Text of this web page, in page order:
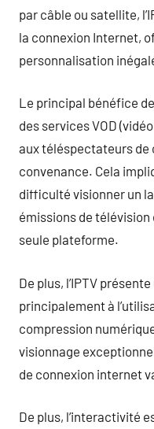
par câble ou satellite,
la connexion Internet,
personnalisation
Le principal bénéfice
des services VOD
aux téléspectateurs de
convenance. Cela
difficulté visionner un
émissions de télévision
seule plateforme.
De plus, l’IPTV
principalement à
compression
visionnage
de connexion internet
De plus, l’interactivité